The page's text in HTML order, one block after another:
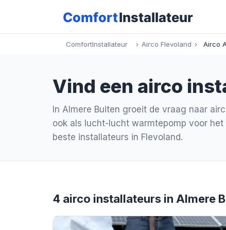
ComfortInstallateur › Airco Flevoland › Airco
Vind een airco
In Almere Buiten groeit de vraag naar
ook als lucht-lucht warmtepomp voor
beste installateurs in Flevoland.
4 airco installateurs in Almere